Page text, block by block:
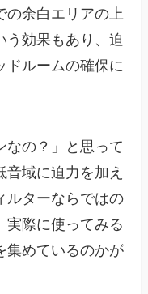
の余白エリアの上
う効果もあり、迫
ドルームの確保に
なの？」と思って
域に迫力を加え
ルターならではの
実際に使ってみる
集めているのかが